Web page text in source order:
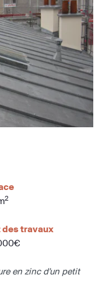
2
des travaux
en zinc d'un petit